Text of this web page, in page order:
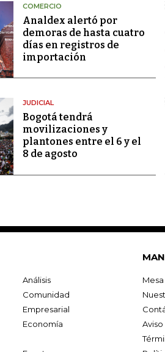
COMERCIO
Analdex alertó por
demoras de hasta cuatro
días en registros de
importación
JUDICIAL
Bogotá tendrá
movilizaciones y
plantones entre el 6 y el
8 de agosto
Análisis
Comunidad
Empresarial
Economía